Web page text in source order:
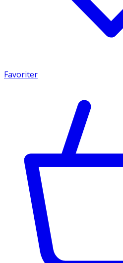
Favoriter